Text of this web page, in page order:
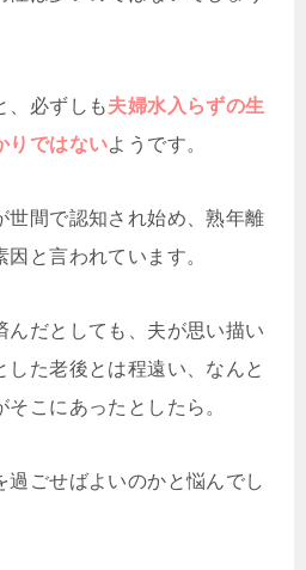
、必ずしも夫婦水入らずの生
りではないようです。
世間で認知され始め、熟年離
と言われています。
んだとしても、夫が思い描い
した老後とは程遠い、なんと
こにあったとしたら。
過ごせばよいのかと悩んでし